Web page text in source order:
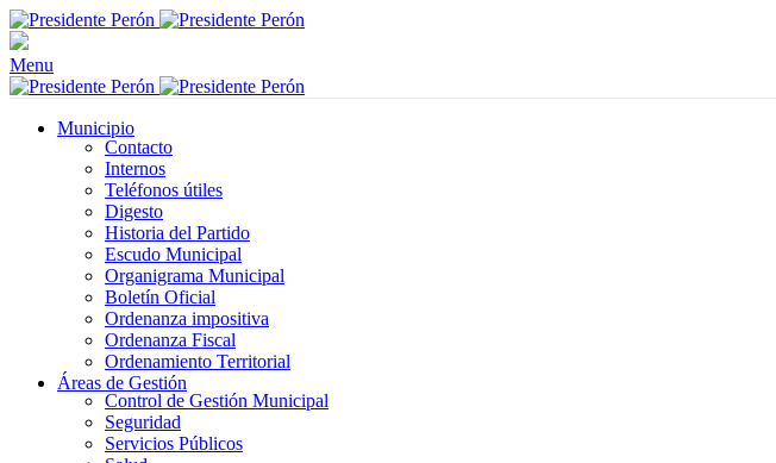
Menu
Municipio
Contacto
Internos
Teléfonos útiles
Digesto
Historia del Partido
Escudo Municipal
Organigrama Municipal
Boletín Oficial
Ordenanza impositiva
Ordenanza Fiscal
Ordenamiento Territorial
Áreas de Gestión
Control de Gestión Municipal
Seguridad
Servicios Públicos